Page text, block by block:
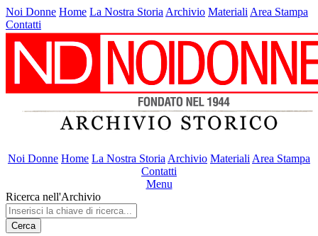
Noi Donne Home La Nostra Storia Archivio Materiali Area Stampa
Contatti
Noi Donne Home La Nostra Storia Archivio Materiali Area Stampa
Contatti
Menu
Ricerca nell'Archivio
Cerca